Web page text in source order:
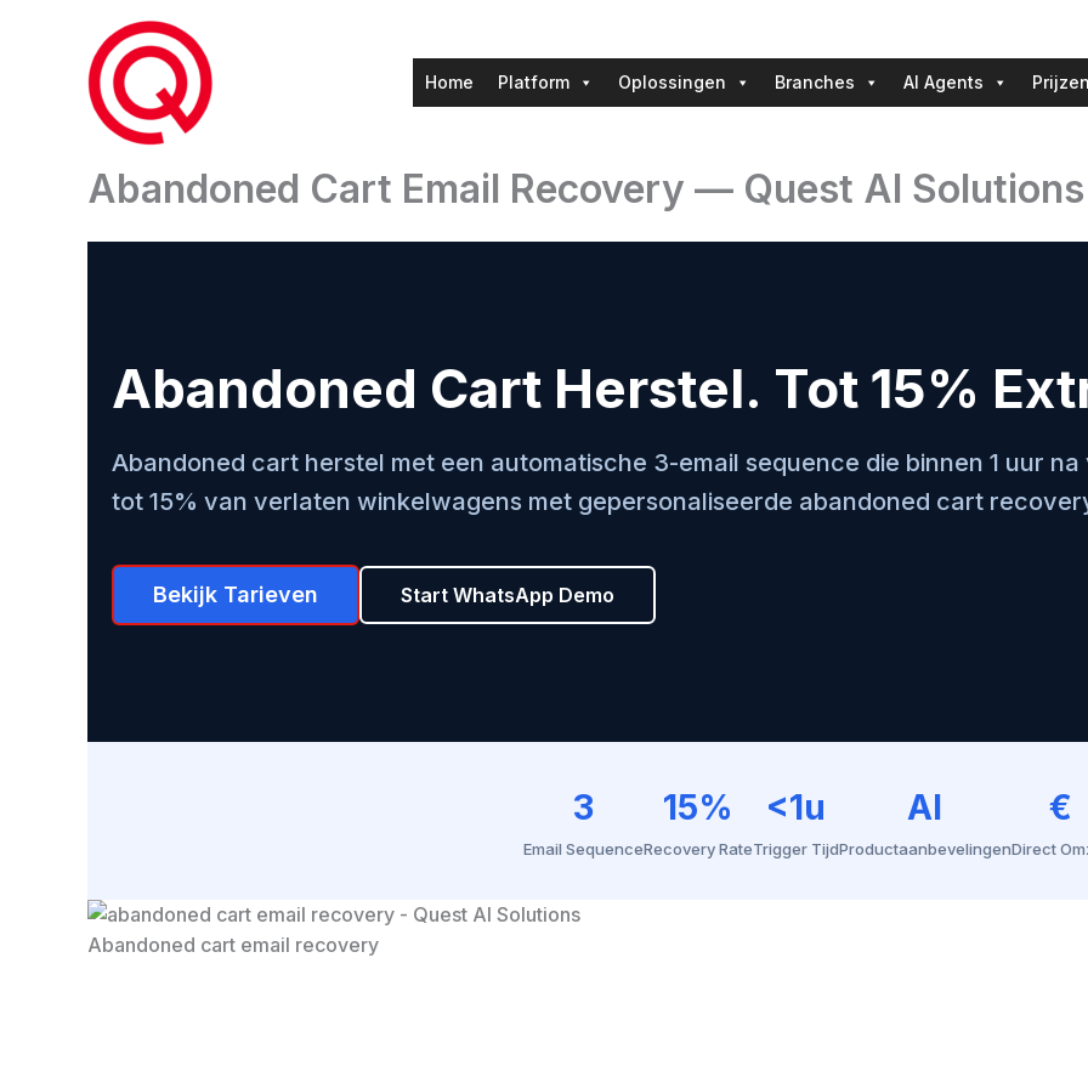
Home Platform Oplossingen Branches AI Agents
Abandoned Cart Email Recovery — Quest AI Solutions
Abandoned Cart Herstel. Tot 15%
Abandoned cart herstel met een automatische 3-email sequence die binnen 1 uur
tot 15% van verlaten winkelwagens met gepersonaliseerde abandoned cart
Bekijk Tarieven Start WhatsApp Demo
3
Email Sequence
15%
Recovery Rate
<1u
Trigger Tijd
AI
Productaanbevelingen
€
Direct
Abandoned cart email recovery